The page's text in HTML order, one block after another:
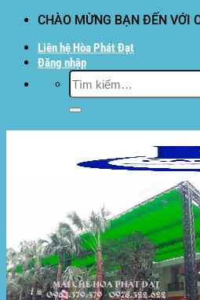
dung
CHÀO MỪNG BẠN ĐẾN VỚI
Liên hệ Hòa Phát Đạt
Đăng nhập
Tìm
kiếm: